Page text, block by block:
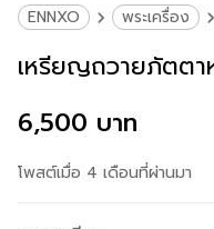
ENNXO พระเครื่อง
เหรียญถวายภัตต
6,500 บาท
โพสต์เมื่อ 4 เดือนที่ผ่านมา